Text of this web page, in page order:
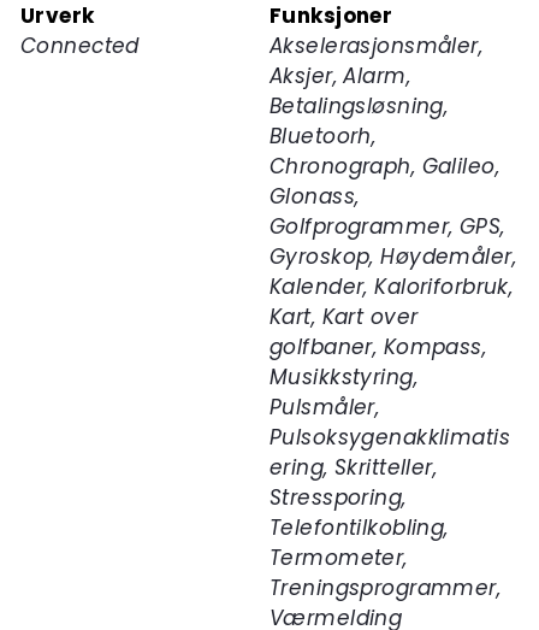
Urverk
Connected
Funksjoner
Akselerasjonsmåler,
Aksjer, Alarm,
Betalingsløsning,
Bluetoorh,
Chronograph, Galileo,
Glonass,
Golfprogrammer, GPS,
Gyroskop, Høydemåler,
Kalender, Kaloriforbruk,
Kart, Kart over
golfbaner, Kompass,
Musikkstyring,
Pulsmåler,
Pulsoksygenakklimatis
ering, Skritteller,
Stressporing,
Telefontilkobling,
Termometer,
Treningsprogrammer,
Værmelding